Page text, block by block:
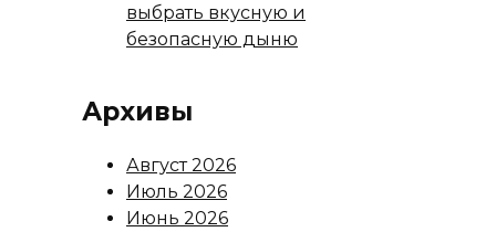
выбрать вкусную и
безопасную дыню
Архивы
Август 2026
Июль 2026
Июнь 2026